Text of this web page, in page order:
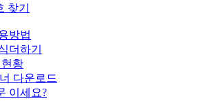
찾기
방법
더하기
황
다운로드
이세요?